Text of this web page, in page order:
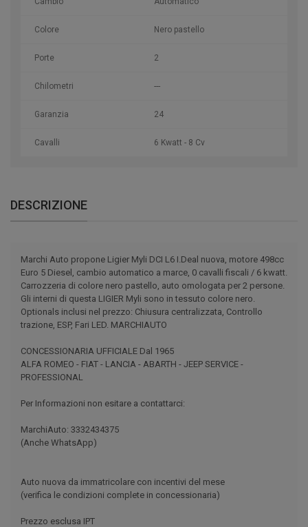
Colore Nero pastello
Porte 2
Chilometri ---
Garanzia 24
Cavalli 6 Kwatt - 8 Cv
DESCRIZIONE
Marchi Auto propone Ligier Myli DCI L6 I.Deal nuova, motore 498cc
Euro 5 Diesel, cambio automatico a marce, 0 cavalli fiscali / 6 kwatt.
Carrozzeria di colore nero pastello, auto omologata per 2 persone.
Gli interni di questa LIGIER Myli sono in tessuto colore nero.
Optionals inclusi nel prezzo: Chiusura centralizzata, Controllo
trazione, ESP, Fari LED. MARCHIAUTO
CONCESSIONARIA UFFICIALE Dal 1965
ALFA ROMEO - FIAT - LANCIA - ABARTH - JEEP SERVICE -
PROFESSIONAL
Per Informazioni non esitare a contattarci:
MarchiAuto: 3332434375
(Anche WhatsApp)
Auto nuova da immatricolare con incentivi del mese
(verifica le condizioni complete in concessionaria)
Prezzo esclusa IPT